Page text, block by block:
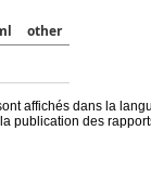
other
affichés dans la
publication des